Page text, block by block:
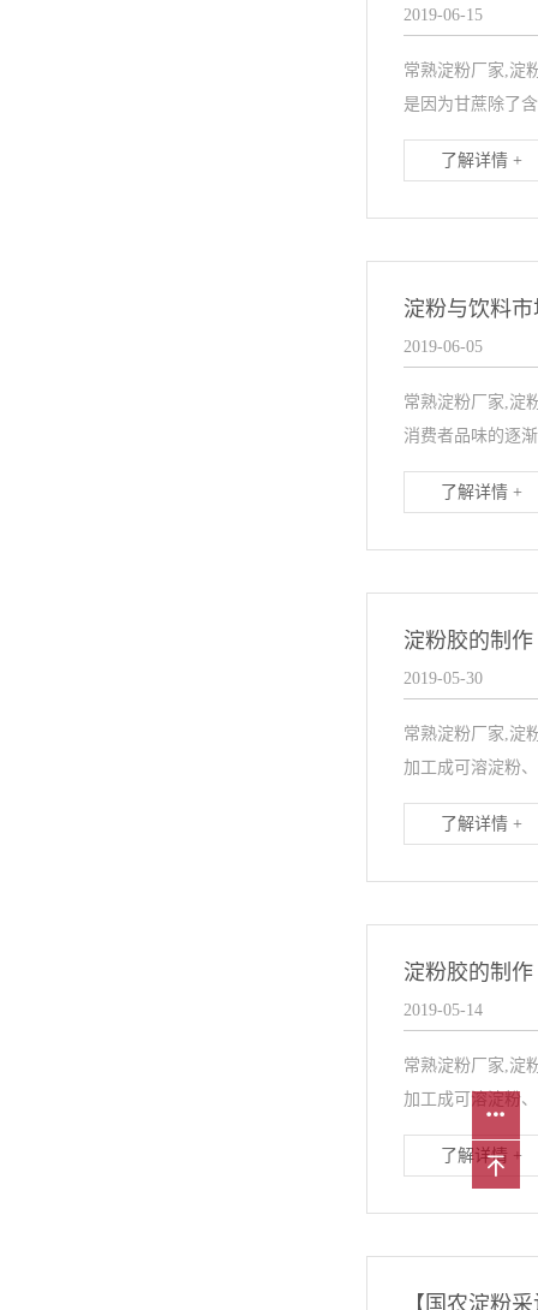
2019-06-15
常熟淀粉厂家,淀
是因为甘蔗除了
了解详情 +
淀粉与饮料市
2019-06-05
常熟淀粉厂家,淀
消费者品味的逐
了解详情 +
淀粉胶的制作
2019-05-30
常熟淀粉厂家,淀
加工成可溶淀粉
了解详情 +
淀粉胶的制作
2019-05-14
常熟淀粉厂家,淀
加工成可溶淀粉
了解详情 +
【国农淀粉